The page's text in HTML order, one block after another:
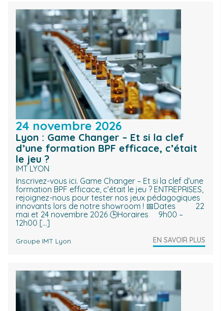
24 novembre 2026
Lyon : Game Changer – Et si la clef
d’une formation BPF efficace, c’était
le jeu ?
IMT LYON
Inscrivez-vous ici. Game Changer – Et si la clef d’une
formation BPF efficace, c’était le jeu ? ENTREPRISES,
rejoignez-nous pour tester nos jeux pédagogiques
innovants lors de notre showroom ! 📅Dates 22
mai et 24 novembre 2026 🕒Horaires 9h00 –
12h00 […]
Groupe IMT Lyon EN SAVOIR PLUS